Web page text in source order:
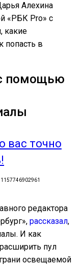
Алехина
«РБК Pro» с
какие
попасть в
помощью
вас точно
редактора
рассказал,
И как
пул
освещаемой